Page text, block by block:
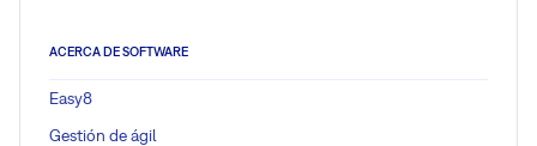
ACERCA DE SOFTWARE
Easy8
Gestión de ágil